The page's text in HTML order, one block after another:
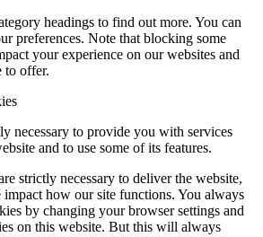
headings to find out more. You can
preferences. Note that blocking some
your experience on our websites and
to offer.
necessary to provide you with services
and to use some of its features.
strictly necessary to deliver the website,
how our site functions. You always
by changing your browser settings and
on this website. But this will always